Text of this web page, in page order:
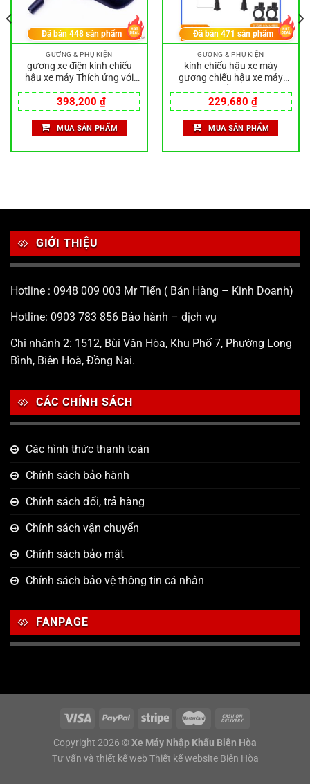
GƯƠNG & PHỤ KIỆN
gương xe điện kính chiếu
hậu xe máy Thích ứng với
MAX250 gương chiếu hậu
APR250T-V gương chiếu
hậu gương chiếu hậu
Giá
gốc
là:
663,300 ₫.
398,200 ₫Giá
hiện
tại
là:
398,200 ₫.
Đã bán448 sản phẩm
MUA SẢN PHẨM
GƯƠNG & PHỤ KIỆN
kính chiếu hậu xe máy
gương chiếu hậu xe máy
Gương phản quang Thích
hợp cho xe máy Ba bánh
Gương chiếu hậu xem lớn
Zongshen Prince View
Giá
gốc
là:
287,100 ₫.
229,680 ₫Giá
hiện
tại
là:
229,680 ₫.
Đã bán471 sản phẩm
MUA SẢN PHẨM
GIỚI THIỆU
Hotline : 0948 009 003 Mr Tiến ( Bán Hàng – Kinh Doanh)
Hotline: 0903 783 856 Bảo hành – dịch vụ
Chi nhánh 2: 1512, Bùi Văn Hòa, Khu Phố 7, Phường Long
Bình, Biên Hoà, Đồng Nai.
CÁC CHÍNH SÁCH
Các hình thức thanh toán
Chính sách bảo hành
Chính sách đổi, trả hàng
Chính sách vận chuyển
Chính sách bảo mật
Chính sách bảo vệ thông tin cá nhân
FANPAGE
Copyright 2026 © Xe Máy Nhập Khẩu Biên Hòa
Tư vấn và thiết kế web Thiết kế website Biên Hòa